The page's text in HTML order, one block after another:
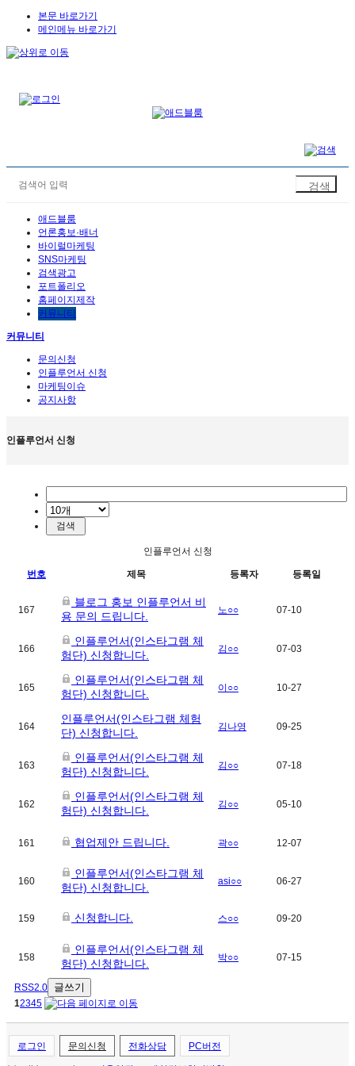
본문 바로가기
메인메뉴 바로가기
애드블룸
언론홍보·배너
바이럴마케팅
SNS마케팅
검색광고
포트폴리오
홈페이지제작
커뮤니티
커뮤니티
문의신청
인플루언서 신청
마케팅이슈
공지사항
인플루언서 신청
인플루언서 신청
번호 제목 등록자 등록일
167
블로그 홍보 인플루언서 비
용 문의 드립니다.
노○○ 07-10
166
인플루언서(인스타그램 체
험단) 신청합니다.
김○○ 07-03
165
인플루언서(인스타그램 체
험단) 신청합니다.
이○○ 10-27
164
인플루언서(인스타그램 체험
단) 신청합니다.
김나영 09-25
163
인플루언서(인스타그램 체
험단) 신청합니다.
김○○ 07-18
162
인플루언서(인스타그램 체
험단) 신청합니다.
김○○ 05-10
161 협업제안 드립니다. 곽○○ 12-07
160
인플루언서(인스타그램 체
험단) 신청합니다.
asi○○ 06-27
159 신청합니다. 스○○ 09-20
158
인플루언서(인스타그램 체
험단) 신청합니다.
박○○ 07-15
RSS2.0 글쓰기
12345
로그인 문의신청 전화상담 PC버전